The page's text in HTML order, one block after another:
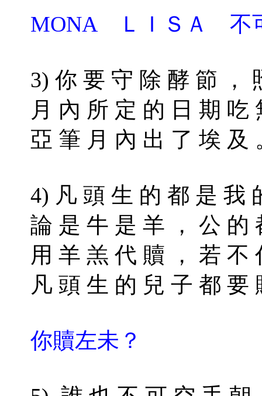
MONA ＬＩＳＡ 不
3) 你 要 守 除 酵 節 ，
月 內 所 定 的 日 期 吃
亞 筆 月 內 出 了 埃
4) 凡 頭 生 的 都 是 我
論 是 牛 是 羊 ， 公
用 羊 羔 代 贖 ， 若 不
凡 頭 生 的 兒 子 都 要
你贖左未？